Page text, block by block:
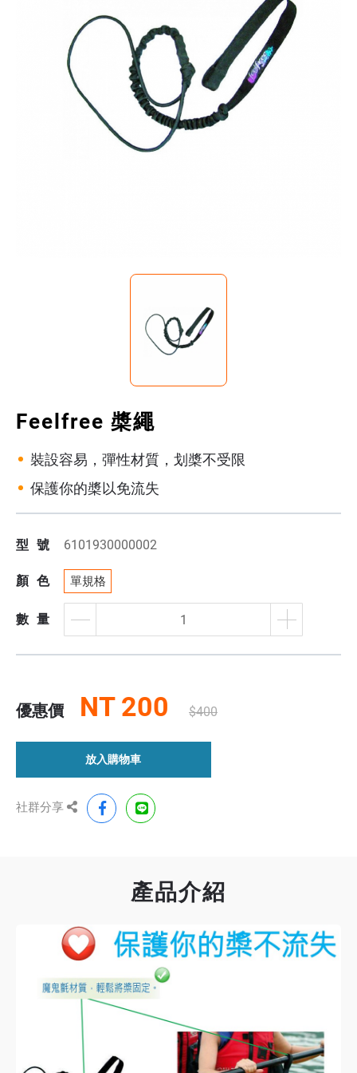
Feelfree 槳繩
裝設容易，彈性材質，划槳不受限
保護你的槳以免流失
型號 6101930000002
顏色 單規格
數量
優惠價 NT 200 $400
放入購物車
社群分享
產品介紹